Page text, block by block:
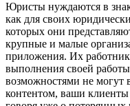
Юристы нуждаются в
как для своих
которых они
крупные и малые
приложения. Их
выполнения своей
возможностями не могут
контентом, ваши клиенты